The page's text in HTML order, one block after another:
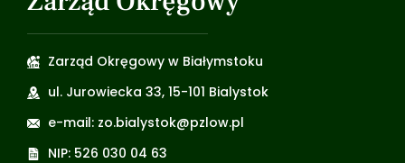
Zarząd Okręgowy w Białymstoku
ul. Jurowiecka 33, 15-101 Bialystok
e-mail: zo.bialystok@pzlow.pl
NIP: 526 030 04 63